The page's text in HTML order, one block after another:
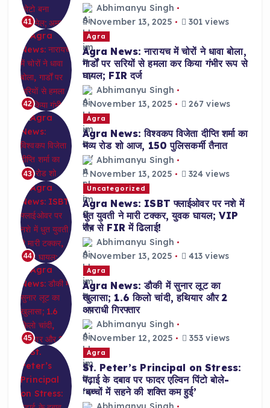
41
Abhimanyu Singh
November 13, 2025
301 views
42
Agra
Agra News: नारायच में चोरों ने धावा बोला,
गार्डों पर सरियों से हमला कर किया गंभीर रूप से
घायल; FIR दर्ज
Abhimanyu Singh
November 13, 2025
267 views
43
Agra
Agra News: विश्वकप विजेता दीप्ति शर्मा का
भव्य रोड शो आज, 150 पुलिसकर्मी तैनात
Abhimanyu Singh
November 13, 2025
324 views
44
Uncategorized
Agra News: ISBT फ्लाईओवर पर नशे में
धुत युवती ने मारी टक्कर, युवक घायल; VIP
रौब से FIR में ढिलाई!
Abhimanyu Singh
November 13, 2025
413 views
45
Agra
Agra News: डौकी में सुनार लूट का
खुलासा; 1.6 किलो चांदी, हथियार और 2
अपराधी गिरफ्तार
Abhimanyu Singh
November 12, 2025
353 views
Agra
St. Peter’s Principal on Stress:
पढ़ाई के दबाव पर फादर एल्विन पिंटो बोले-
‘बच्चों में सहने की शक्ति कम हुई’